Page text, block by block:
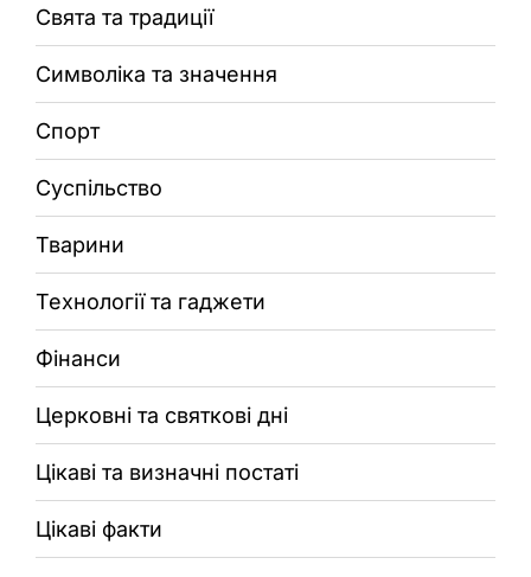
Свята та традиції
Символіка та значення
Спорт
Суспільство
Тварини
Технології та гаджети
Фінанси
Церковні та святкові дні
Цікаві та визначні постаті
Цікаві факти